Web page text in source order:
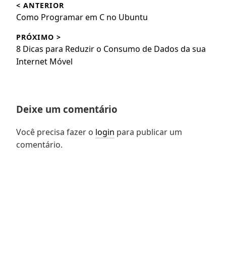
de
Post
< ANTERIOR
Post
Como Programar em C no Ubuntu
PRÓXIMO >
Próximo
post:
8 Dicas para Reduzir o Consumo de Dados da sua
Internet Móvel
Deixe um comentário
Você precisa fazer o login para publicar um
comentário.